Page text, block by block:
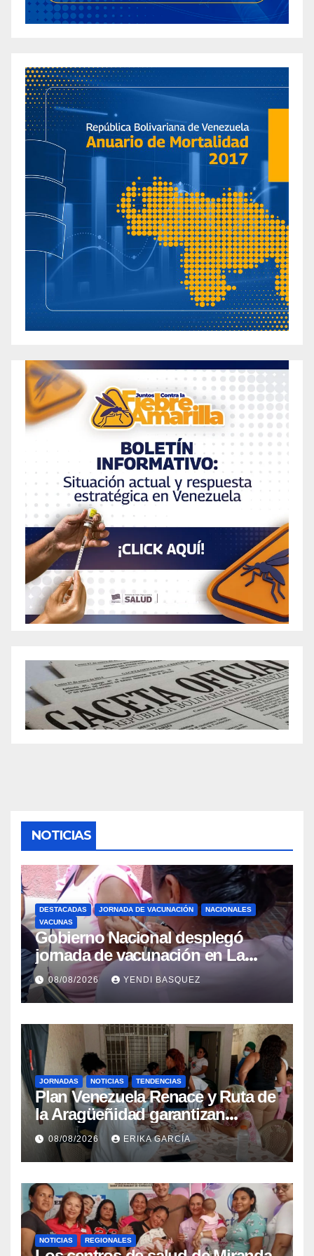
NOTICIAS
DESTACADAS JORNADA DE VACUNACIÓN
NACIONALES
VACUNAS
Gobierno Nacional desplegó
jornada de vacunación en La
Guaira para garantizar protección
epidemiológica
08/08/2026 YENDI BASQUEZ
JORNADAS NOTICIAS TENDENCIAS
Plan Venezuela Renace y Ruta de
la Aragüeñidad garantizan
atención médica integral en
Aragua
08/08/2026 ERIKA GARCÍA
NOTICIAS REGIONALES